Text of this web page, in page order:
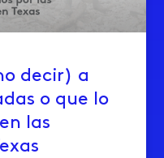
decir) a
o que lo
las